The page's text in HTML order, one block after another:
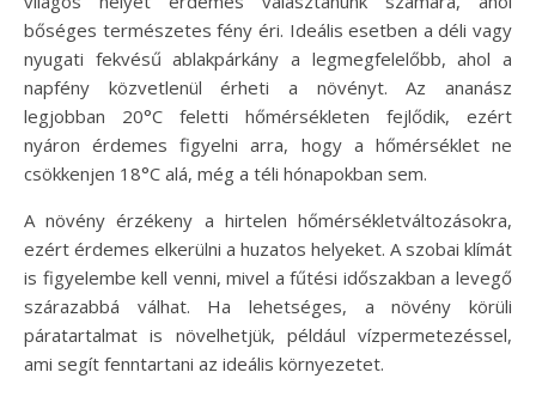
bőséges természetes fény éri. Ideális esetben a déli vagy
nyugati fekvésű ablakpárkány a legmegfelelőbb, ahol a
napfény közvetlenül érheti a növényt. Az ananász
legjobban 20°C feletti hőmérsékleten fejlődik, ezért
nyáron érdemes figyelni arra, hogy a hőmérséklet ne
csökkenjen 18°C alá, még a téli hónapokban sem.
A növény érzékeny a hirtelen hőmérsékletváltozásokra,
ezért érdemes elkerülni a huzatos helyeket. A szobai klímát
is figyelembe kell venni, mivel a fűtési időszakban a levegő
szárazabbá válhat. Ha lehetséges, a növény körüli
páratartalmat is növelhetjük, például vízpermetezéssel,
ami segít fenntartani az ideális környezetet.